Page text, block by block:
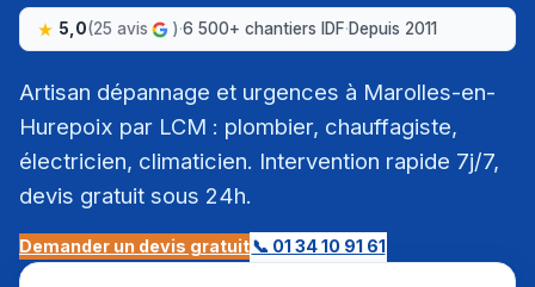
5,0(25 avis )·6 500+ chantiers IDF·Depuis 2011
Artisan dépannage et urgences à Marolles-en-
Hurepoix par LCM : plombier, chauffagiste,
électricien, climaticien. Intervention rapide 7j/7,
devis gratuit sous 24h.
Demander un devis gratuit📞 01 34 10 91 61